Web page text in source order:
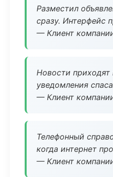
Разместил
сразу. Интерфейс
— Клиент
Новости
уведомления
— Клиент
Телефонный
когда интернет
— Клиент